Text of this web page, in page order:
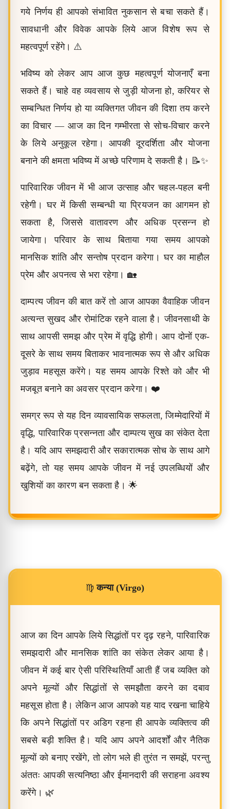
गये निर्णय ही आपको संभावित नुकसान से बचा सकते हैं।
सावधानी और विवेक आपके लिये आज विशेष रूप से
महत्वपूर्ण रहेंगे। ⚠️
भविष्य को लेकर आप आज कुछ महत्वपूर्ण योजनाएँ बना
सकते हैं। चाहे वह व्यवसाय से जुड़ी योजना हो, करियर से
सम्बन्धित निर्णय हो या व्यक्तिगत जीवन की दिशा तय करने
का विचार — आज का दिन गम्भीरता से सोच-विचार करने
के लिये अनुकूल रहेगा। आपकी दूरदर्शिता और योजना
बनाने की क्षमता भविष्य में अच्छे परिणाम दे सकती है। 📝✨
पारिवारिक जीवन में भी आज उत्साह और चहल-पहल बनी
रहेगी। घर में किसी सम्बन्धी या प्रियजन का आगमन हो
सकता है, जिससे वातावरण और अधिक प्रसन्न हो
जायेगा। परिवार के साथ बिताया गया समय आपको
मानसिक शांति और सन्तोष प्रदान करेगा। घर का माहौल
प्रेम और अपनत्व से भरा रहेगा। 🏡
दाम्पत्य जीवन की बात करें तो आज आपका वैवाहिक जीवन
अत्यन्त सुखद और रोमांटिक रहने वाला है। जीवनसाथी के
साथ आपसी समझ और प्रेम में वृद्धि होगी। आप दोनों एक-
दूसरे के साथ समय बिताकर भावनात्मक रूप से और अधिक
जुड़ाव महसूस करेंगे। यह समय आपके रिश्ते को और भी
मजबूत बनाने का अवसर प्रदान करेगा। ❤️
समग्र रूप से यह दिन व्यावसायिक सफलता, जिम्मेदारियों में
वृद्धि, पारिवारिक प्रसन्नता और दाम्पत्य सुख का संकेत देता
है। यदि आप समझदारी और सकारात्मक सोच के साथ आगे
बढ़ेंगे, तो यह समय आपके जीवन में नई उपलब्धियों और
खुशियों का कारण बन सकता है। 🌟
♍कन्या (Virgo)
आज का दिन आपके लिये सिद्धांतों पर दृढ़ रहने, पारिवारिक
समझदारी और मानसिक शांति का संकेत लेकर आया है।
जीवन में कई बार ऐसी परिस्थितियाँ आती हैं जब व्यक्ति को
अपने मूल्यों और सिद्धांतों से समझौता करने का दबाव
महसूस होता है। लेकिन आज आपको यह याद रखना चाहिये
कि अपने सिद्धांतों पर अडिग रहना ही आपके व्यक्तित्व की
सबसे बड़ी शक्ति है। यदि आप अपने आदर्शों और नैतिक
मूल्यों को बनाए रखेंगे, तो लोग भले ही तुरंत न समझें, परन्तु
अंततः आपकी सत्यनिष्ठा और ईमानदारी की सराहना अवश्य
करेंगे। 🌿